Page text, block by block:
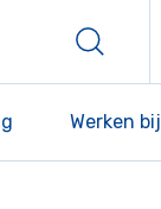
Werken bij